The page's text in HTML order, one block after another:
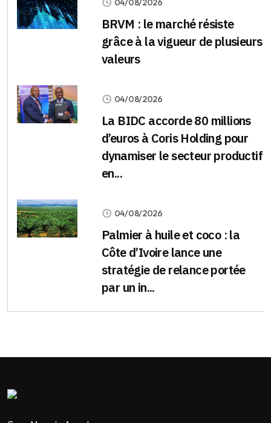
04/08/2026
BRVM : le marché résiste
grâce à la vigueur de plusieurs
valeurs
04/08/2026
La BIDC accorde 80 millions
d’euros à Coris Holding pour
dynamiser le secteur productif
en...
04/08/2026
Palmier à huile et coco : la
Côte d’Ivoire lance une
stratégie de relance portée
par un in...